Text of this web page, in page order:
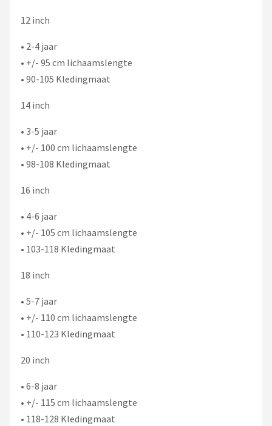
12 inch
• 2-4 jaar
• +/- 95 cm lichaamslengte
• 90-105 Kledingmaat
14 inch
• 3-5 jaar
• +/- 100 cm lichaamslengte
• 98-108 Kledingmaat
16 inch
• 4-6 jaar
• +/- 105 cm lichaamslengte
• 103-118 Kledingmaat
18 inch
• 5-7 jaar
• +/- 110 cm lichaamslengte
• 110-123 Kledingmaat
20 inch
• 6-8 jaar
• +/- 115 cm lichaamslengte
• 118-128 Kledingmaat